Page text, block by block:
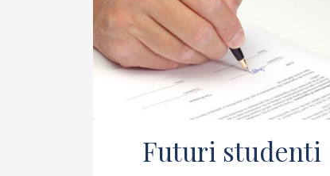
Futuri studenti